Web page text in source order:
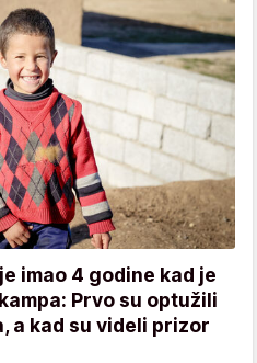
imao 4 godine kad je
Prvo su optužili
a kad su videli prizor